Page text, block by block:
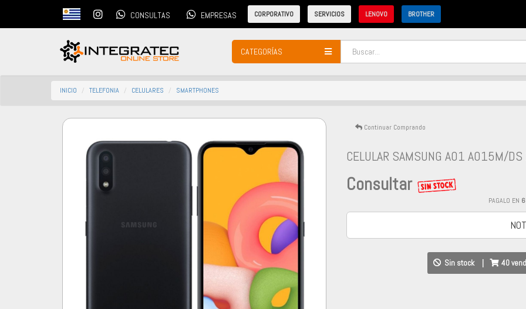
CONSULTAS EMPRESAS CORPORATIVO SERVICIOS LENOVO BROTHER
CATEGORÍAS
INICIO TELEFONIA CELULARES SMARTPHONES
Continuar Comprando
CELULAR SAMSUNG A01 A015M/DS
Consultar
PAGALO EN 6
Sin stock 40